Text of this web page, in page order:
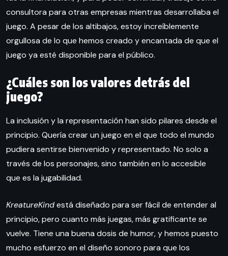
consultora para otras empresas mientras desarrollaba el
juego. A pesar de los altibajos, estoy increíblemente
orgullosa de lo que hemos creado y encantada de que el
juego ya esté disponible para el público.
¿Cuáles son los valores detrás del
juego?
La inclusión y la representación han sido pilares desde el
principio. Quería crear un juego en el que todo el mundo
pudiera sentirse bienvenido y representado. No solo a
través de los personajes, sino también en lo accesible
que es la jugabilidad.
KreatureKindestá diseñado para ser fácil de entender al
principio, pero cuanto más juegas, más gratificante se
vuelve. Tiene una buena dosis de humor, y hemos puesto
mucho esfuerzo en el diseño sonoro para que los